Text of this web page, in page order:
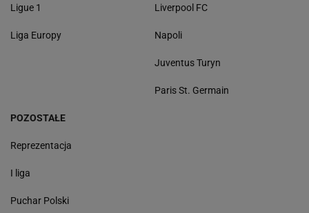
Ligue 1
Liga Europy
Liverpool FC
Napoli
Juventus Turyn
Paris St. Germain
POZOSTAŁE
Reprezentacja
I liga
Puchar Polski